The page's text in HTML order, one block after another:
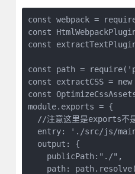
const webpack =
const
const
const path =
const extractCSS =
const
module.exports = {
//注意这里是exports不
entry: './src/js/
  output: {
    publicPath:"./",
path: